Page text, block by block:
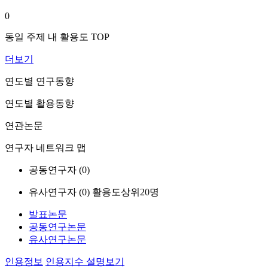
0
동일 주제 내 활용도 TOP
더보기
연도별 연구동향
연도별 활용동향
연관논문
연구자 네트워크 맵
공동연구자 (0)
유사연구자 (0) 활용도상위20명
발표논문
공동연구논문
유사연구논문
인용정보 인용지수 설명보기